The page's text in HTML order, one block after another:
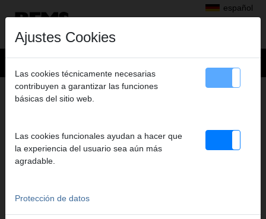
español
Productos>
Inspección de tubos y canalizaciones, Limpieza de tubos y
CABEZAL CORTE HORQUI.CRUZAD.16
Ajustes Cookies
Las cookies técnicamente necesarias
contribuyen a garantizar las funciones
básicas del sitio web.
Las cookies funcionales ayudan a hacer que
la experiencia del usuario sea aún más
agradable.
Protección de datos